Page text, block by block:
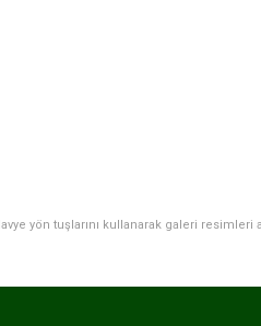
yön tuşlarını kullanarak galeri resimleri